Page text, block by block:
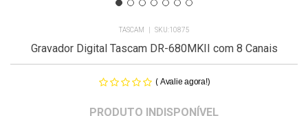
TASCAM 10875
Gravador Digital Tascam DR-680MKII com 8 Canais
( Avalie agora!)